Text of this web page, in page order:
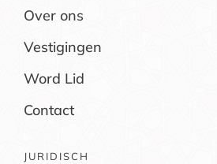
Over ons
Vestigingen
Word Lid
Contact
JURIDISCH